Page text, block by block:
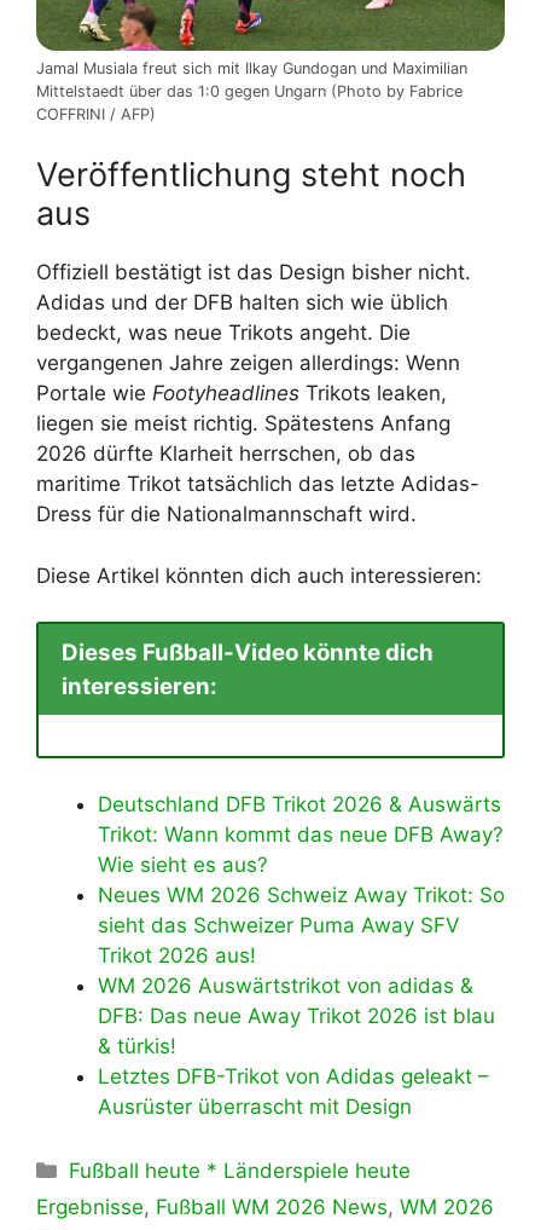
Jamal Musiala freut sich mit Ilkay Gundogan und Maximilian
Mittelstaedt über das 1:0 gegen Ungarn (Photo by Fabrice
COFFRINI / AFP)
Veröffentlichung steht noch
aus
Offiziell bestätigt ist das Design bisher nicht.
Adidas und der DFB halten sich wie üblich
bedeckt, was neue Trikots angeht. Die
vergangenen Jahre zeigen allerdings: Wenn
Portale wie Footyheadlines Trikots leaken,
liegen sie meist richtig. Spätestens Anfang
2026 dürfte Klarheit herrschen, ob das
maritime Trikot tatsächlich das letzte Adidas-
Dress für die Nationalmannschaft wird.
Diese Artikel könnten dich auch interessieren:
Dieses Fußball-Video könnte dich
interessieren:
Deutschland DFB Trikot 2026 & Auswärts
Trikot: Wann kommt das neue DFB Away?
Wie sieht es aus?
Neues WM 2026 Schweiz Away Trikot: So
sieht das Schweizer Puma Away SFV
Trikot 2026 aus!
WM 2026 Auswärtstrikot von adidas &
DFB: Das neue Away Trikot 2026 ist blau
& türkis!
Letztes DFB-Trikot von Adidas geleakt –
Ausrüster überrascht mit Design
Kategorien
Fußball heute * Länderspiele heute
Ergebnisse, Fußball WM 2026 News, WM 2026